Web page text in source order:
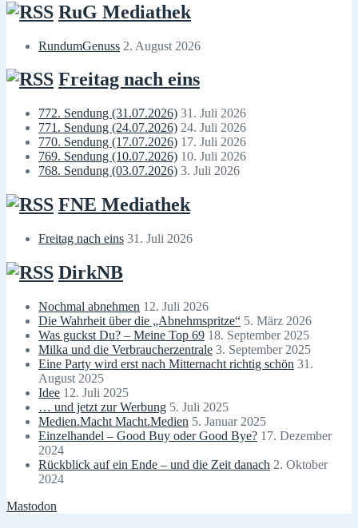
RuG Mediathek
RundumGenuss 2. August 2026
Freitag nach eins
772. Sendung (31.07.2026) 31. Juli 2026
771. Sendung (24.07.2026) 24. Juli 2026
770. Sendung (17.07.2026) 17. Juli 2026
769. Sendung (10.07.2026) 10. Juli 2026
768. Sendung (03.07.2026) 3. Juli 2026
FNE Mediathek
Freitag nach eins 31. Juli 2026
DirkNB
Nochmal abnehmen 12. Juli 2026
Die Wahrheit über die „Abnehmspritze“ 5. März 2026
Was guckst Du? – Meine Top 69 18. September 2025
Milka und die Verbraucherzentrale 3. September 2025
Eine Party wird erst nach Mitternacht richtig schön 31.
August 2025
Idee 12. Juli 2025
… und jetzt zur Werbung 5. Juli 2025
Medien.Macht Macht.Medien 5. Januar 2025
Einzelhandel – Good Buy oder Good Bye? 17. Dezember
2024
Rückblick auf ein Ende – und die Zeit danach 2. Oktober
2024
Mastodon